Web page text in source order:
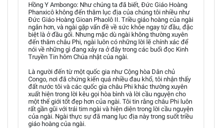
Hồng Y Ambongo: Như chúng ta đã biết, Đức Giáo Hoàng
Phanxicô không đến thăm lục địa của chúng tôi nhiều như
Đức Giáo Hoàng Gioan Phaolô II. Triều giáo hoàng của ngài
ngắn hơn, và ngài gặp vấn đề về sức khỏe ngay từ đầu, đặc
biệt là ở đầu gối. Nhưng mặc dù ngài không thường xuyên
đến thăm châu Phi, ngài luôn có những lời lẽ chính xác để
nói về những gì đang xảy ra ở đây trong các buổi đọc Kinh
Truyền Tin hôm Chúa nhật của ngài.
Là người đến từ một quốc gia như Cộng hòa Dân chủ
Congo, nơi đã chứng kiến quá nhiều đau khổ, tôi nhận thấy
đất nước tôi và các quốc gia châu Phi khác thường xuyên
xuất hiện trong lời kêu gọi hòa bình và lời cầu nguyện cho
một thế giới tốt đẹp hơn của ngài. Tôi tin rằng châu Phi luôn
rất gần gũi với trái tim ngài và hiện diện trong lời cầu nguyện
của ngài. Ngài thực sự đã mang lục địa này trong suốt triều
giáo hoàng của ngài.